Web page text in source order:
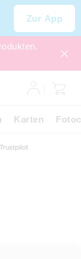
Zur App
Karten